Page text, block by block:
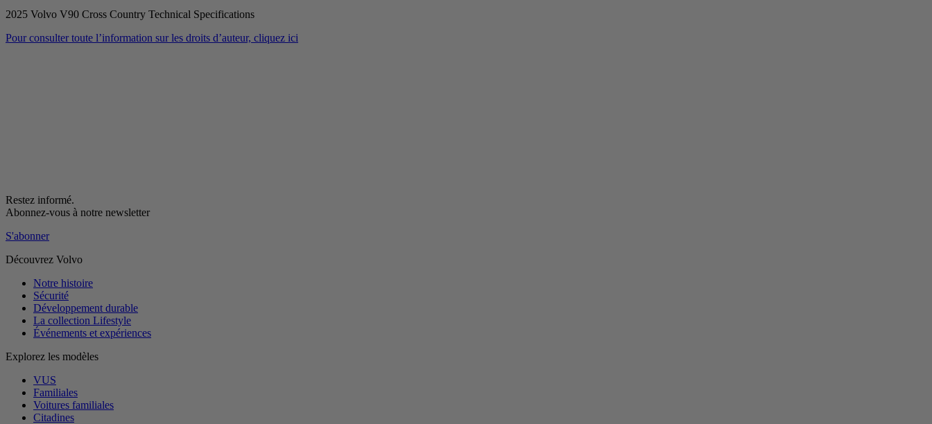
2025 Volvo V90 Cross Country Technical Specifications
Pour consulter toute l’information sur les droits d’auteur, cliquez ici